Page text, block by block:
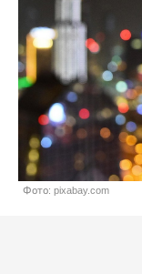
Фото: pixabay.com